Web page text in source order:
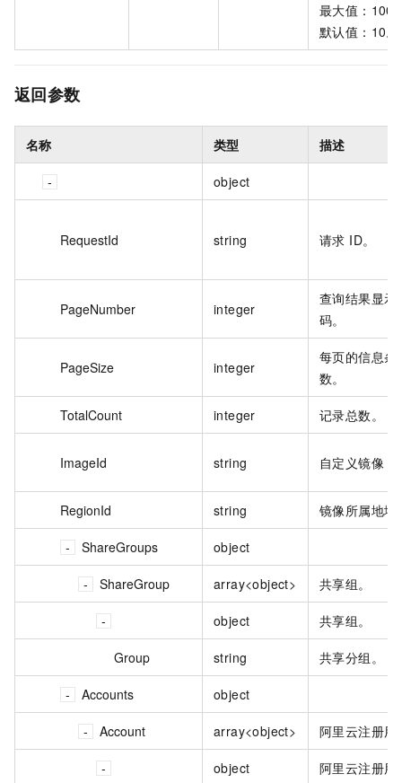
最大值：100
默认值：10。
返回参数
名称 类型 描述
object
RequestId string 请求 ID。
PageNumber integer
查询结果显示
码。
PageSize integer
每页的信息条
数。
TotalCount integer 记录总数。
ImageId string 自定义镜像
RegionId string 镜像所属地域
ShareGroups object
ShareGroup array<object> 共享组。
object 共享组。
Group string 共享分组。
Accounts object
Account array<object> 阿里云注册用
object 阿里云注册用